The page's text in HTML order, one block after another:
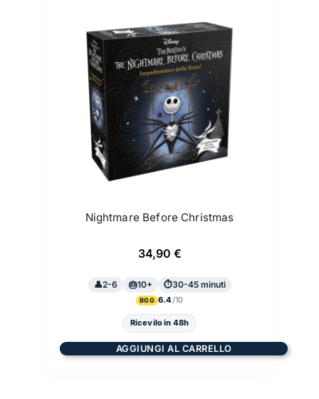
Nightmare Before Christmas
34,90 €
2-6 10+ 30-45 minuti
BGG 6.4
Ricevilo in 48h
AGGIUNGI AL CARRELLO